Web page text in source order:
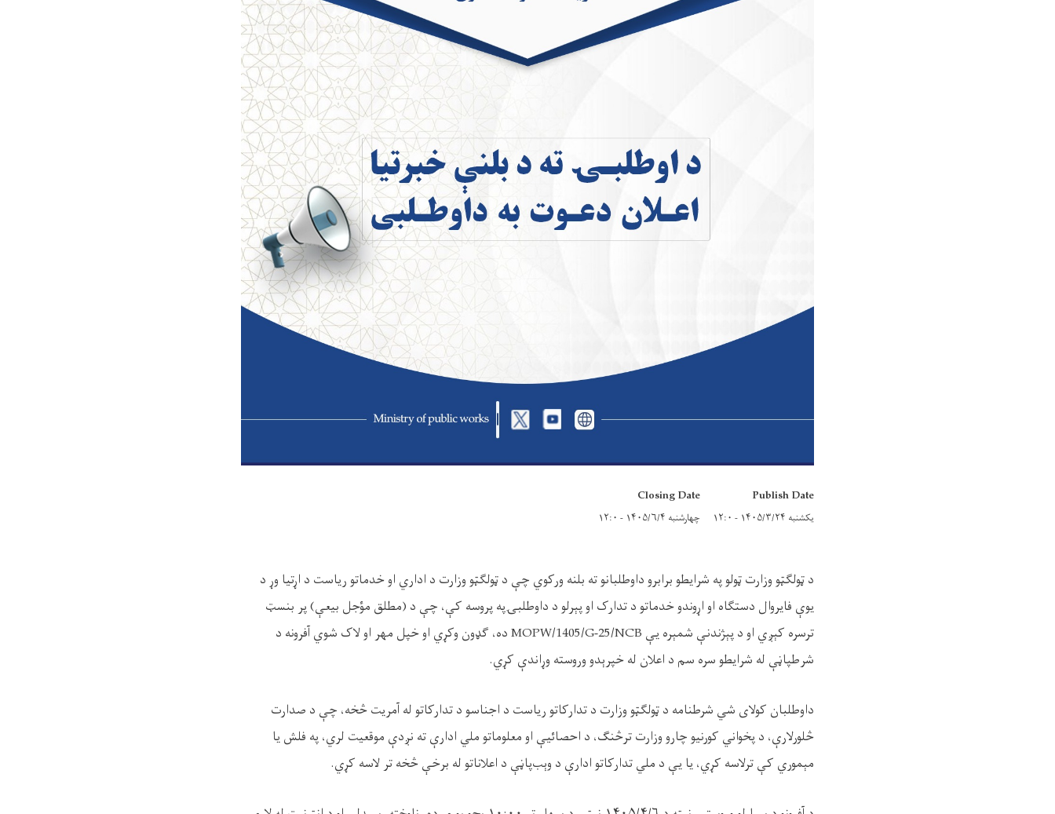
Publish Date
یکشنبه ۱۴۰۵/۳/۲۴ - ۱۲:۰
Closing Date
چهارشنبه ۱۴۰۵/۶/۴ - ۱۲:۰
د ټولګټو وزارت ټولو په شرایطو برابرو داوطلبانو ته بلنه ورکوي چې د ټولګټو وزارت د اداري او خدماتو ریاست د اړتیا وړ د
یوې فایروال دستګاه او اړوندو خدماتو د تدارک او پېرلو د داوطلبۍپه پروسه کې، چې د (مطلق مؤجل بيعې) پر بنسټ
ترسره کېږي او د پېژندنې شمېره یې MOPW/1405/G-25/NCBده، ګډون وکړي او خپل مهر او لاک شوي آفرونه د
شرطپاڼې له شرایطو سره سم د اعلان له خپرېدو وروسته وړاندې کړي.
داوطلبان کولای شي شرطنامه د ټولګټو وزارت د تدارکاتو ریاست د اجناسو د تدارکاتو له آمریت څخه، چې د صدارت
څلورلارې، د پخواني کورنیو چارو وزارت ترڅنګ، د احصائیې او معلوماتو ملي ادارې ته نږدې موقعیت لري، په فلش یا
مېموري کې ترلاسه کړي، یا یې د ملي تدارکاتو ادارې د وېب‌پاڼې د اعلاناتو له برخې څخه تر لاسه کړي.